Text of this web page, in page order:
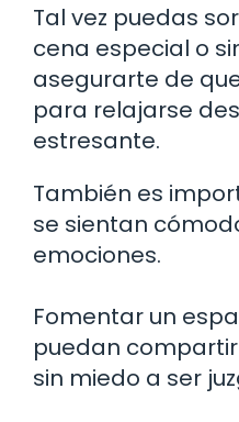
Tal vez puedas
cena especial o
asegurarte de
para relajarse
estresante.
También es
se sientan
emociones.
Fomentar un
puedan
sin miedo a ser